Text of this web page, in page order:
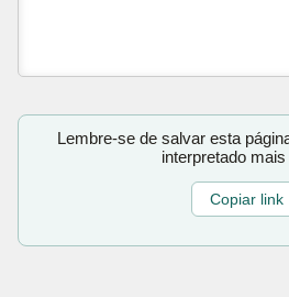
Lembre-se de salvar esta
interpretado mais
Copiar link